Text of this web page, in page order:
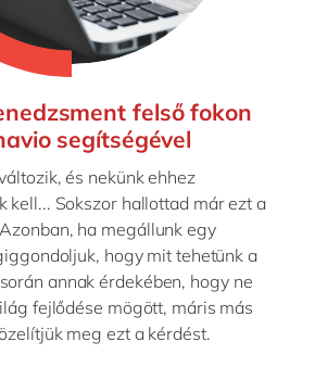
felső fokon
segítségével
és nekünk ehhez
kell... Sokszor hallottad már ezt a
ha megállunk egy
hogy mit tehetünk a
annak érdekében, hogy ne
fejlődése mögött, máris más
meg ezt a kérdést.